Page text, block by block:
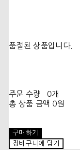
품절된 상품입니다.
주문 수량
0개
총 상품 금액 0원
구매하기
장바구니에 담기